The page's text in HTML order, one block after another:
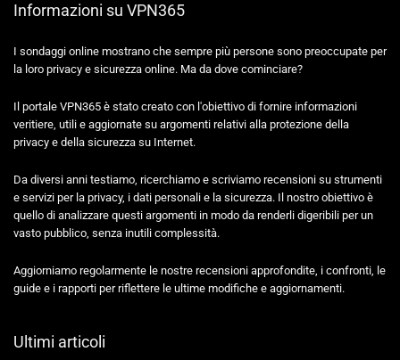
Informazioni su VPN365
I sondaggi online mostrano che sempre più persone sono preoccupate per
la loro privacy e sicurezza online. Ma da dove cominciare?
Il portale VPN365 è stato creato con l'obiettivo di fornire informazioni
veritiere, utili e aggiornate su argomenti relativi alla protezione della
privacy e della sicurezza su Internet.
Da diversi anni testiamo, ricerchiamo e scriviamo recensioni su strumenti
e servizi per la privacy, i dati personali e la sicurezza. Il nostro obiettivo è
quello di analizzare questi argomenti in modo da renderli digeribili per un
vasto pubblico, senza inutili complessità.
Aggiorniamo regolarmente le nostre recensioni approfondite, i confronti, le
guide e i rapporti per riflettere le ultime modifiche e aggiornamenti.
Ultimi articoli